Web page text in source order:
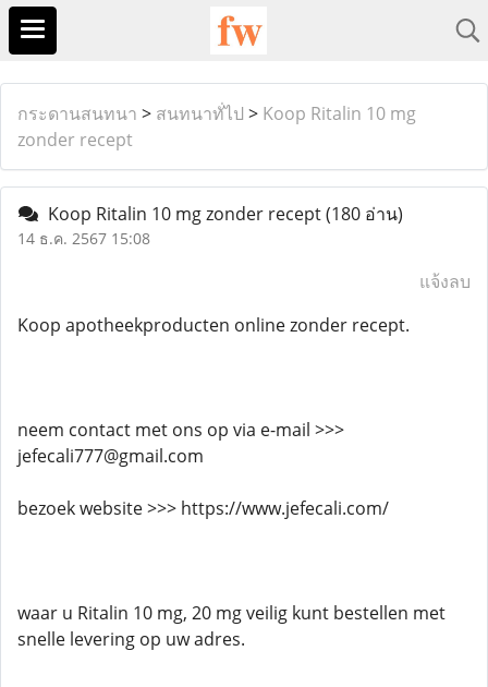
กระดานสนทนา > สนทนาทั่ไป > Koop Ritalin 10 mg
zonder recept
Koop Ritalin 10 mg zonder recept(180 อ่าน)
14 ธ.ค. 2567 15:08
แจ้งลบ
Koop apotheekproducten online zonder recept.
neem contact met ons op via e-mail >>>
jefecali777@gmail.com
bezoek website >>> https://www.jefecali.com/
waar u Ritalin 10 mg, 20 mg veilig kunt bestellen met
snelle levering op uw adres.